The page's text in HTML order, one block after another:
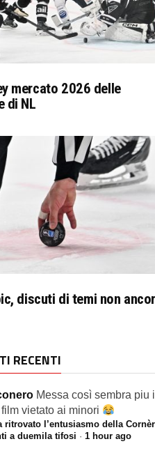
mercato 2026 delle
di NL
discuti di temi non
RECENTI
Messa così sembra piu il
vietato ai minori
ritrovato l’entusiasmo della Cornèr
a duemila tifosi · 1 hour ago